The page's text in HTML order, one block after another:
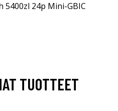
5400zl 24p Mini-GBIC
TUOTTEET